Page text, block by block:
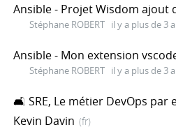
Ansible - Projet Wisdom ajout
Stéphane ROBERT il y a plus de 3
Ansible - Mon extension
Stéphane ROBERT il y a plus de 3
🛋️ SRE, Le métier DevOps par
Kevin Davin (fr)